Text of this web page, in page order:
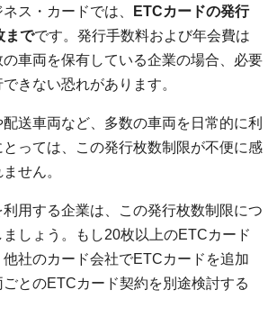
ス・カードでは、 ETCカードの発行
までです。発行手数料および年会費は
車両を保有している企業の場合、必要
きない恐れがあります。
送車両など、多数の車両を日常的に利
っては、この発行枚数制限が不便に感
せん。
用する企業は、この発行枚数制限につ
しょう。もし20枚以上のETCカード
社のカード会社でETCカードを追加
とのETCカード契約を別途検討する